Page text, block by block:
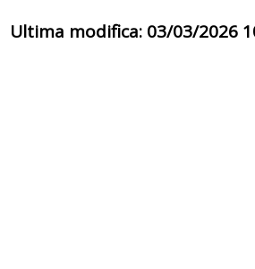
Ultima modifica: 03/03/2026